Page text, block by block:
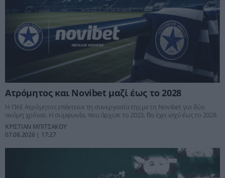
Ατρόμητος και Novibet μαζί έως το 2028
Η ΠΑΕ Ατρόμητος επέκτεινε τη συνεργασία της με τη Novibet για δύο
ακόμη χρόνια. Η συμφωνία, που άρχισε το 2023, θα έχει ισχύ έως το 2028.
ΚΡΙΣΤΙΑΝ ΜΠΙΤΣΑΚΟΥ
07.08.2026 | 17:27